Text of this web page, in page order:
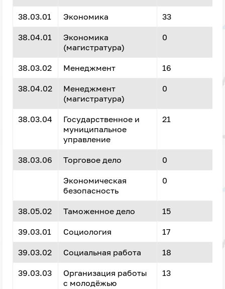
38.03.01 Экономика 33
38.04.01
Экономика
(магистратура)
0
38.03.02 Менеджмент 16
38.04.02
Менеджмент
(магистратура)
0
38.03.04
Государственное и
муниципальное
управление
21
38.03.06 Торговое дело 0
Экономическая
безопасность
0
38.05.02 Таможенное дело 15
39.03.01 Социология 17
39.03.02 Социальная работа 18
39.03.03
Организация работы
с молодёжью
13